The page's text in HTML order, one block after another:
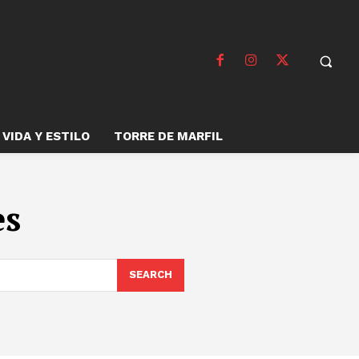
VIDA Y ESTILO TORRE DE MARFIL
SEARCH